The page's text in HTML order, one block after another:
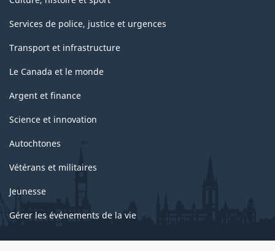
Services de police, justice et urgences
Transport et infrastructure
Le Canada et le monde
Argent et finance
Science et innovation
Autochtones
Vétérans et militaires
Jeunesse
Gérer les événements de la vie